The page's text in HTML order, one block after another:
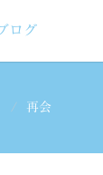
ログ
再会